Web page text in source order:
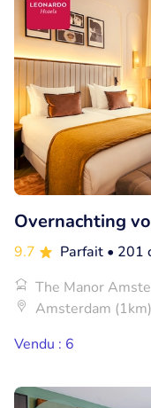
Overnachting
9.7 Parfait • 201
The Manor
Amsterdam (1km)
Vendu : 6